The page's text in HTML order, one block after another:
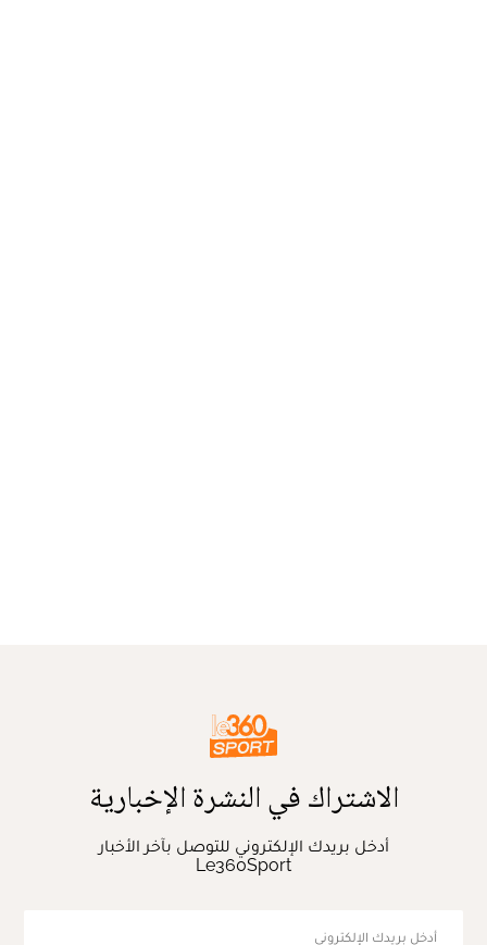
الاشتراك في النشرة الإخبارية
أدخل بريدك الإلكتروني للتوصل بآخر الأخبار
Le360Sport